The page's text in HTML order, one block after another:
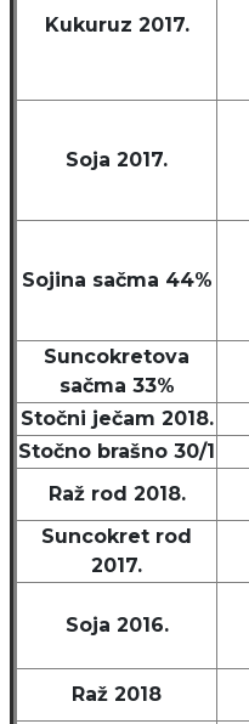
Kukuruz 2017.
Soja 2017.
Sojina sačma 44%
Suncokretova
sačma 33%
Stočni ječam 2018.
Stočno brašno 30/1
Raž rod 2018.
Suncokret rod
2017.
Soja 2016.
Raž 2018